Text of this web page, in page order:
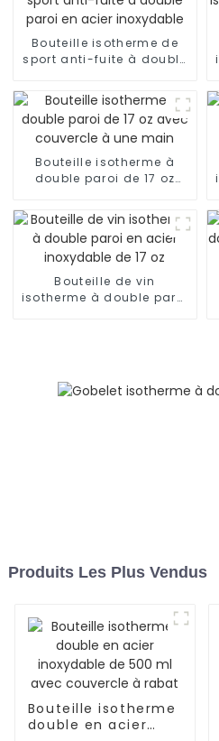
Bouteille isotherme de
sport anti-fuite à double
Bouteille isotherme à
double paroi de 17 oz
main
Bouteille de vin
isotherme à double paroi
Produits Les Plus Vendus
Bouteille isotherme
double en acier